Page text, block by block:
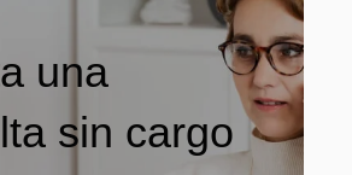
una
sin cargo